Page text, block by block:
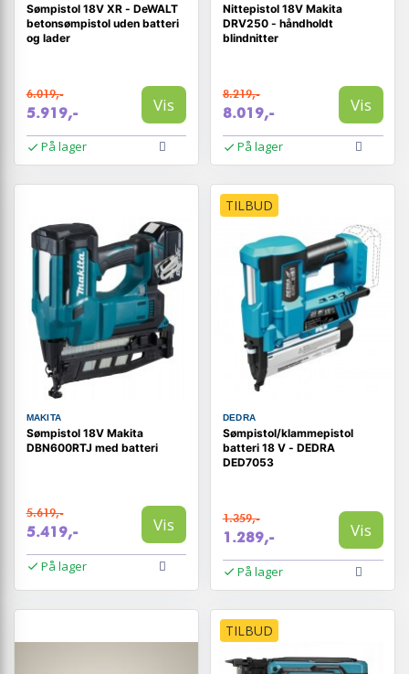
Sømpistol 18V XR - DeWALT
betonsømpistol uden batteri
og lader
6.019,-
5.919,- Vis
På lager
Nittepistol 18V Makita
DRV250 - håndholdt
blindnitter
8.219,-
8.019,- Vis
På lager
MAKITA
Sømpistol 18V Makita
DBN600RTJ med batteri
5.619,-
5.419,- Vis
På lager
TILBUD
DEDRA
Sømpistol/klammepistol
batteri 18 V - DEDRA
DED7053
1.359,-
1.289,- Vis
På lager
TILBUD